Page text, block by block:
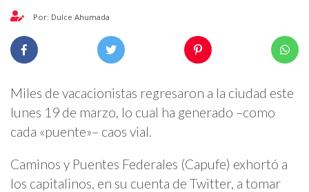
Por: Dulce Ahumada
Miles de vacacionistas regresaron a la ciudad este
lunes 19 de marzo, lo cual ha generado –como
cada «puente»– caos vial.
Caminos y Puentes Federales (Capufe) exhortó a
los capitalinos, en su cuenta de Twitter, a tomar